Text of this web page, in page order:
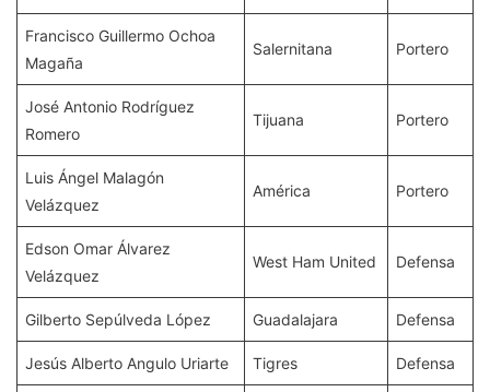
Francisco Guillermo Ochoa
Magaña
Salernitana Portero
José Antonio Rodríguez
Romero
Tijuana Portero
Luis Ángel Malagón
Velázquez
América Portero
Edson Omar Álvarez
Velázquez
West Ham United Defensa
Gilberto Sepúlveda López Guadalajara Defensa
Jesús Alberto Angulo Uriarte Tigres Defensa